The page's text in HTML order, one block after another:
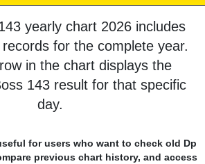
yearly chart 2026 includes
for the complete year.
in the chart displays the
143 result for that specific
day.
for users who want to check old Dp
previous chart history, and access